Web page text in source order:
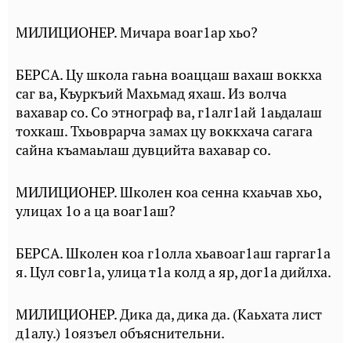
МИЛИЦИОНЕР. Мичара воаг1ар хьо?
БЕРСА. Цу школа гаьна воаццаш вахаш воккха
саг ва, Къуркъий Махьмад яхаш. Из волча
вахавар со. Со этнограф ва, г1алг1ай 1аьдалаш
тохкаш. Тхьоврарча замах цу воккхача сагага
сайна къамаьлаш дувцийта вахавар со.
МИЛИЦИОНЕР. Школен коа сенна кхаьчав хьо,
улицах 1о а ца воаг1аш?
БЕРСА. Школен коа г1олла хьавоаг1аш гаргаг1а
я. Цул совг1а, улица т1а колд а яр, дог1а дийлха.
МИЛИЦИОНЕР. Дика да, дика да. (Каьхата лист
д1алу.) 1оязъел объяснительни.